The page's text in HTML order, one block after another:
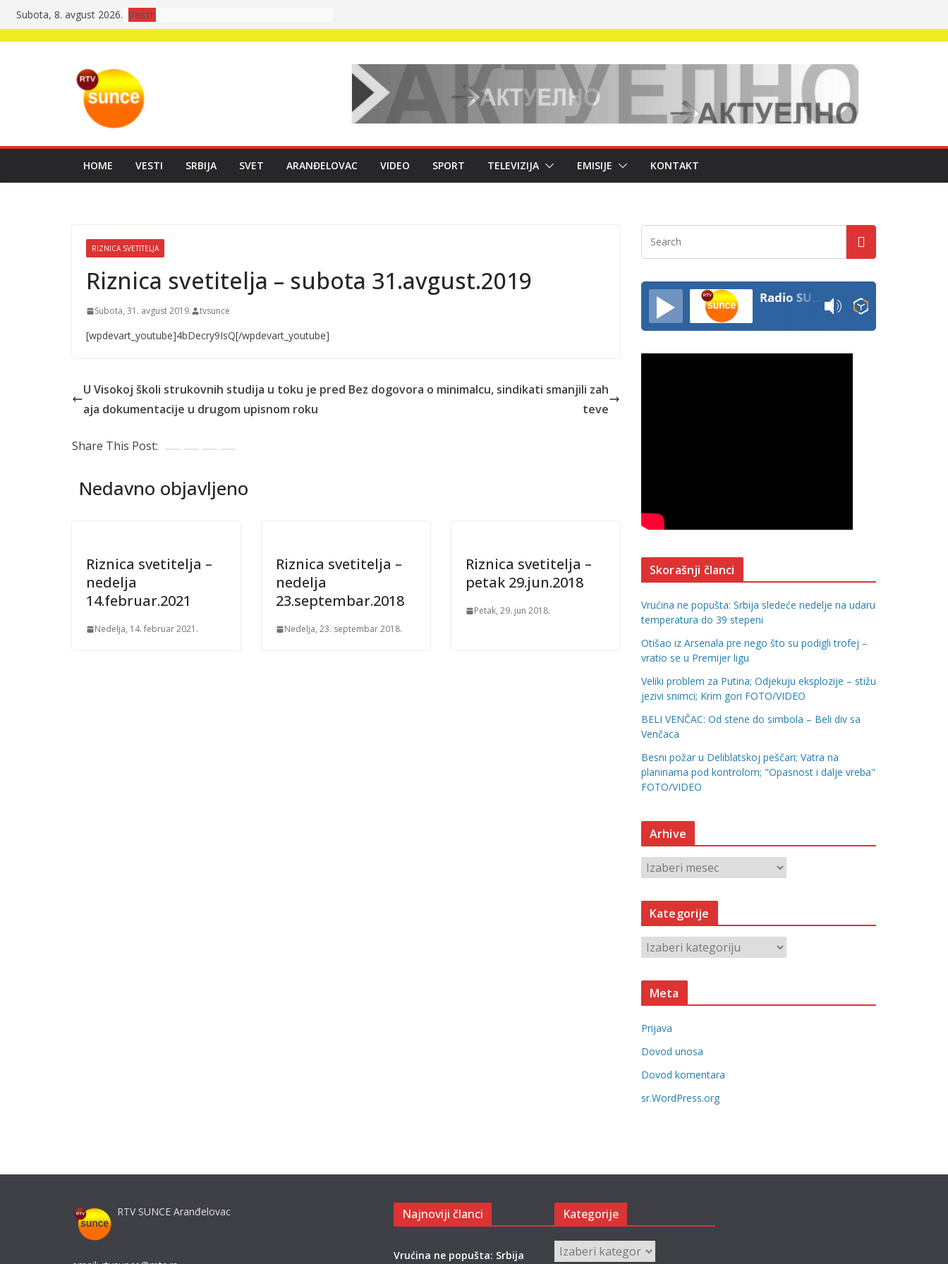
Skip
to
Subota, 8. avgust 2026. Vesti:
HOME VESTI SRBIJA SVET ARANĐELOVAC VIDEO SPORT TELEVIZIJA EMISIJE KONTAKT
RIZNICA SVETITELJA
Riznica svetitelja – subota 31.avgust.2019
Subota, 31. avgust 2019. tvsunce
[wpdevart_youtube]4bDecry9IsQ[/wpdevart_youtube]
U Visokoj školi strukovnih studija u toku je pred
aja dokumentacije u drugom upisnom roku
Bez dogovora o minimalcu, sindikati smanjili zah
teve
Share This Post:
Nedavno objavljeno
Riznica svetitelja –
nedelja
14.februar.2021
Nedelja, 14. februar 2021.
Riznica svetitelja –
nedelja
23.septembar.2018
Nedelja, 23. septembar 2018.
Riznica svetitelja –
petak 29.jun.2018
Petak, 29. jun 2018.
Radio SUNCE
Skorašnji članci
Vrućina ne popušta: Srbija sledeće nedelje na udaru
temperatura do 39 stepeni
Otišao iz Arsenala pre nego što su podigli trofej –
vratio se u Premijer ligu
Veliki problem za Putina; Odjekuju eksplozije – stižu
jezivi snimci; Krim gori FOTO/VIDEO
BELI VENČAC: Od stene do simbola – Beli div sa
Venčaca
Besni požar u Deliblatskoj peščari; Vatra na
planinama pod kontrolom; "Opasnost i dalje vreba"
FOTO/VIDEO
Arhive
r
h
v
Kategorije
a
t
o
r
i
e
Meta
Prijava
Dovod unosa
Dovod komentara
sr.WordPress.org
RTV SUNCE Aranđelovac Najnoviji članci
Vrućina ne popušta: Srbija
Kategorije
Kategorije